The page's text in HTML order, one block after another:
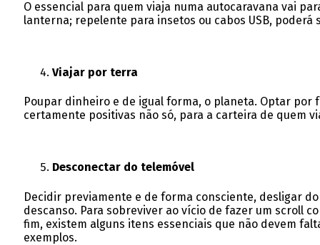
O essencial para quem viaja numa autocaravana vai
lanterna; repelente para insetos ou cabos USB,
Viajar por terra
Poupar dinheiro e de igual forma, o planeta. Optar
certamente positivas não só, para a carteira de quem
Desconectar do telemóvel
Decidir previamente e de forma consciente, desligar
descanso. Para sobreviver ao vício de fazer um scroll
fim, existem alguns itens essenciais que não devem
exemplos.